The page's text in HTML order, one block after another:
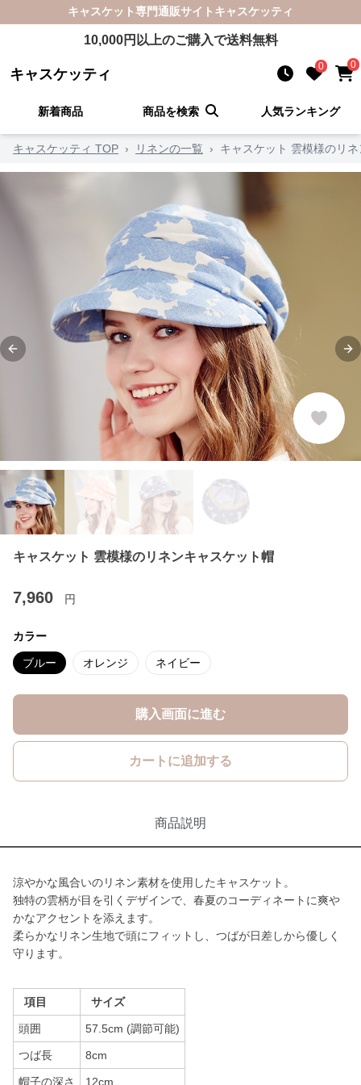
キャスケット専門通販サイト キャスケッティ
10,000円以上のご購入で送料無料
キャスケッティ 0 0
新着商品 商品を検索 人気ランキング
キャスケッティ TOP › リネンの一覧 › キャスケット 雲模様のリ
Previous slide
キャスケット 雲模様のリネンキャスケット帽
7,960 円
カラー
ブルー オレンジ ネイビー
購入画面に進む
カートに追加する
商品説明
涼やかな風合いのリネン素材を使用したキャスケット。
独特の雲柄が目を引くデザインで、春夏のコーディネートに爽や
かなアクセントを添えます。
柔らかなリネン生地で頭にフィットし、つばが日差しから優しく
守ります。
項目 サイズ
頭囲 57.5cm (調節可能)
つば長 8cm
帽子の深さ 12cm